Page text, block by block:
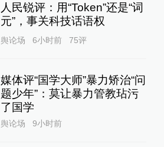
人民锐评：用“Token”还是“词
元”，事关科技话语权
舆论场 6小时前 75评
媒体评“国学大师”暴力矫治“问
题少年”：莫让暴力管教玷污
了国学
舆论场 9小时前